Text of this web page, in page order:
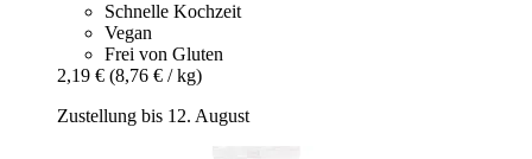
Schnelle Kochzeit
Vegan
Frei von Gluten
2,19 € (8,76 € / kg)
Zustellung bis 12. August